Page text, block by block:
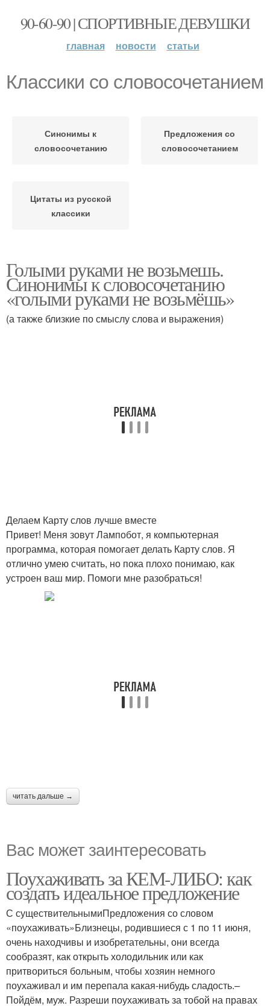
90-60-90 | СПОРТИВНЫЕ ДЕВУШКИ
главная новости статьи
Классики со словосочетанием
Синонимы к
словосочетанию
Предложения со
словосочетанием
Цитаты из русской
классики
Голыми руками не возьмешь.
Синонимы к словосочетанию
«голыми руками не возьмёшь»
(а также близкие по смыслу слова и выражения)
Делаем Карту слов лучше вместе
Привет! Меня зовут Лампобот, я компьютерная
программа, которая помогает делать Карту слов. Я
отлично умею считать, но пока плохо понимаю, как
устроен ваш мир. Помоги мне разобраться!
читать дальше →
Вас может заинтересовать
Поухаживать за КЕМ-ЛИБО: как
создать идеальное предложение
С существительнымиПредложения со словом
«поухаживать»Близнецы, родившиеся с 1 по 11 июня,
очень находчивы и изобретательны, они всегда
сообразят, как открыть холодильник или как
притвориться больным, чтобы хозяин немного
поухаживал и им перепала какая-нибудь сладость.–
Пойдём, муж. Разреши поухаживать за тобой на правах